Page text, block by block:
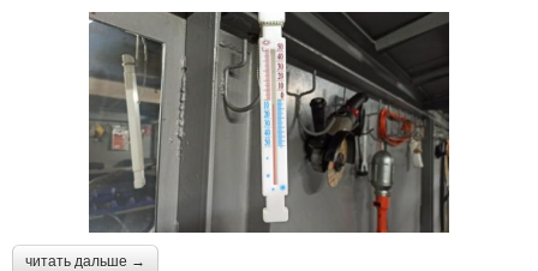
читать дальше →